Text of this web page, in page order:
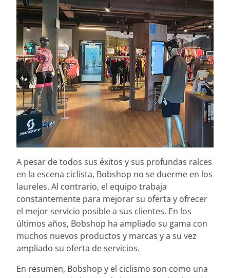
A pesar de todos sus éxitos y sus profundas raíces
en la escena ciclista, Bobshop no se duerme en los
laureles. Al contrario, el equipo trabaja
constantemente para mejorar su oferta y ofrecer
el mejor servicio posible a sus clientes. En los
últimos años, Bobshop ha ampliado su gama con
muchos nuevos productos y marcas y a su vez
ampliado su oferta de servicios.
En resumen, Bobshop y el ciclismo son como una